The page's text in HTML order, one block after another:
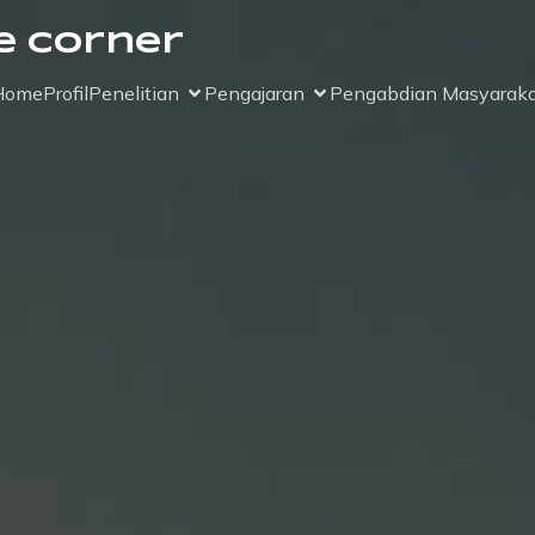
Corner
ProfilPenelitian Pengajaran Pengabdian